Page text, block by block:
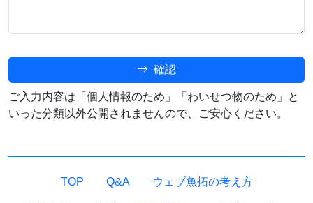
確認
ご入力内容は「個人情報のため」「わいせつ物のため」と
いった分類以外公開されませんので、ご安心ください。
TOP Q&A ウェブ魚拓の考え方